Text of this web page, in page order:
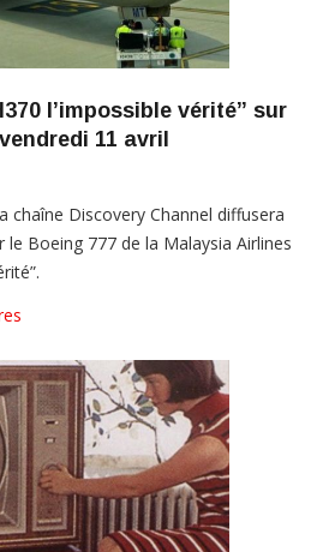
l’impossible vérité” sur
11 avril
chaîne Discovery Channel diffusera
Boeing 777 de la Malaysia Airlines